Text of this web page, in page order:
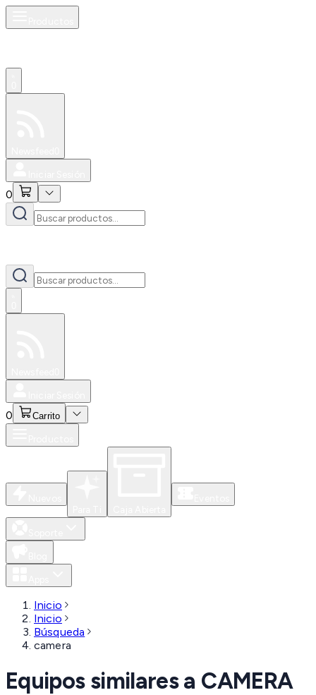
0
0 Carrito
Inicio
Inicio
Búsqueda
camera
Equipos similares a CAMERA